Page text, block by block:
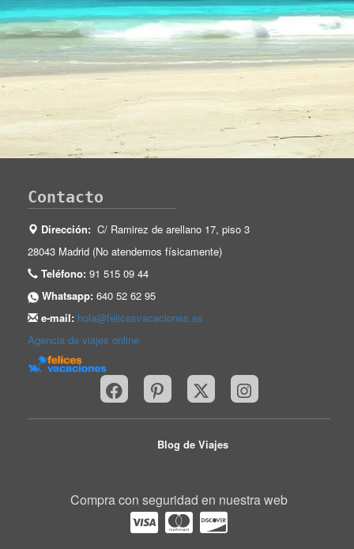
Contacto
Dirección: C/ Ramirez de arellano 17, piso 3
28043 Madrid (No atendemos físicamente)
Teléfono: 91 515 09 44
Whatsapp: 640 52 62 95
e-mail: hola@felicesvacaciones.es
Agencia de viajes online
Blog de Viajes
Compra con seguridad en nuestra web